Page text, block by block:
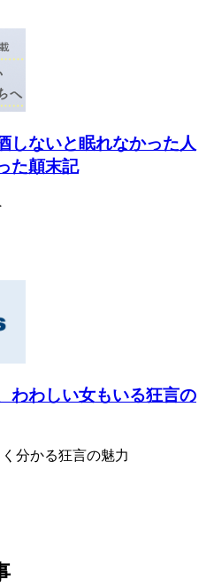
しないと眠れなかった人
た顛末記
わわしい女もいる狂言の
分かる狂言の魅力